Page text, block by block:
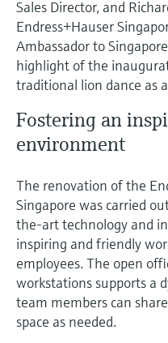
Найти, выбрать и настроить
используя параметры
Получение
Введите серийный номер
заводской таблички
получите доступ к подробной
эксплуатации, техописание,
продукты и данные о
Поиск запасных частей
Найти запасные части по
продукту, коду заказа или
номеру
Level measurement with
Купить всё
Memosens technology
Купить всё
Купить всё
промышленности
цифровизации
Операционная
производства благодаря
прозрачности
процессов на уровне
решений
Sales Director, and
Endress+Hauser
Ambassador to
highlight of the
traditional lion dance as
Fostering an
environment
The renovation of the
Singapore was carried
the-art technology and
inspiring and friendly
employees. The open
workstations supports a
team members can
space as needed.